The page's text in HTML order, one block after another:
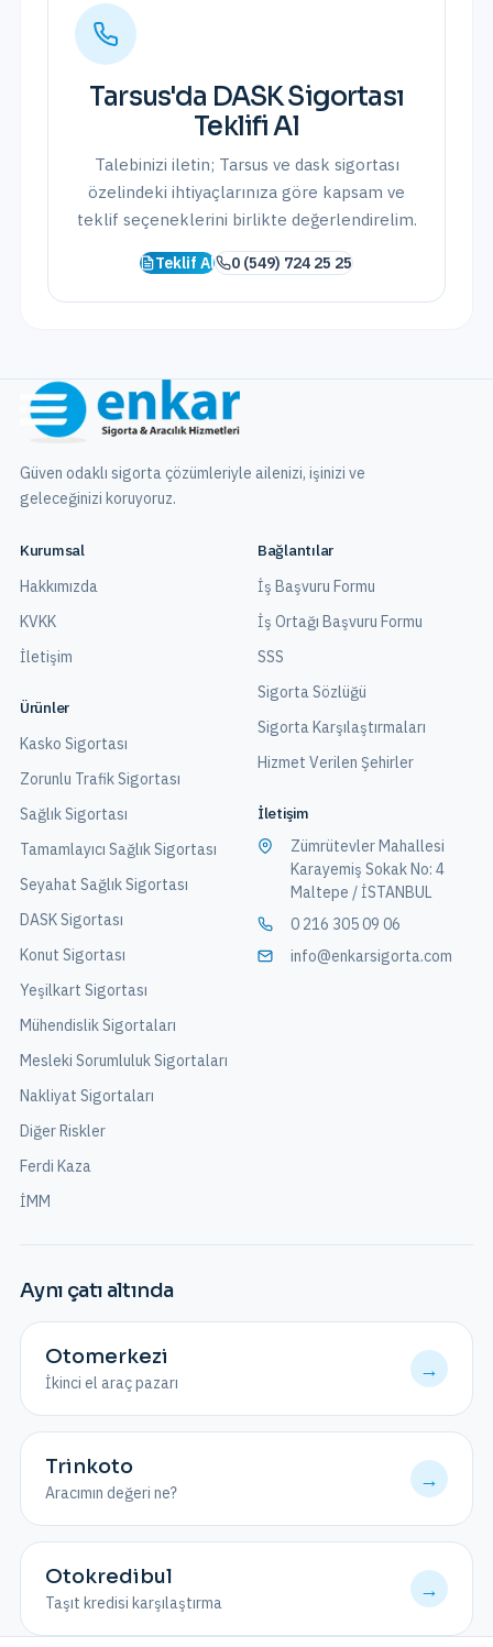
Tarsus'da DASK Sigortası
Teklifi Al
Talebinizi iletin; Tarsus ve dask sigortası
özelindeki ihtiyaçlarınıza göre kapsam ve
teklif seçeneklerini birlikte değerlendirelim.
Teklif Al 0 (549) 724 25 25
Güven odaklı sigorta çözümleriyle ailenizi, işinizi ve
geleceğinizi koruyoruz.
Kurumsal
Hakkımızda
KVKK
İletişim
Ürünler
Kasko Sigortası
Zorunlu Trafik Sigortası
Sağlık Sigortası
Tamamlayıcı Sağlık Sigortası
Seyahat Sağlık Sigortası
DASK Sigortası
Konut Sigortası
Yeşilkart Sigortası
Mühendislik Sigortaları
Mesleki Sorumluluk Sigortaları
Nakliyat Sigortaları
Diğer Riskler
Ferdi Kaza
İMM
Bağlantılar
İş Başvuru Formu
İş Ortağı Başvuru Formu
SSS
Sigorta Sözlüğü
Sigorta Karşılaştırmaları
Hizmet Verilen Şehirler
İletişim
Zümrütevler Mahallesi
Karayemiş Sokak No: 4
Maltepe / İSTANBUL
0 216 305 09 06
info@enkarsigorta.com
Aynı çatı altında
Otomerkezi
İkinci el araç pazarı
→
Trinkoto
Aracımın değeri ne?
→
Otokredibul
Taşıt kredisi karşılaştırma
→